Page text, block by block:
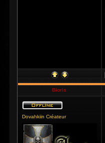
Bioris
Dovahkiin Créateur